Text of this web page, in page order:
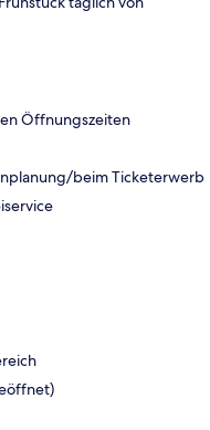
Öffnungszeiten
beim Ticketerwerb